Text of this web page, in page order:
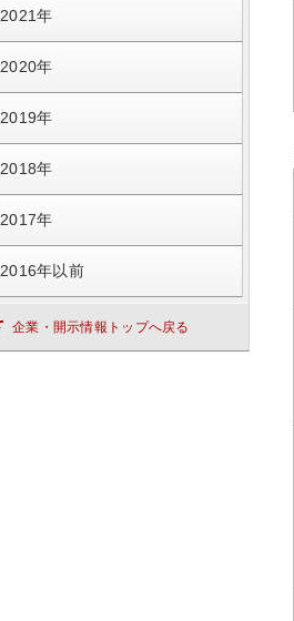
2021年
2020年
2019年
2018年
2017年
2016年以前
企業・開示情報トップへ戻る